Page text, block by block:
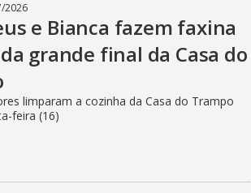
2026
e Bianca fazem faxina
grande final da Casa do
limparam a cozinha da Casa do Trampo
feira (16)